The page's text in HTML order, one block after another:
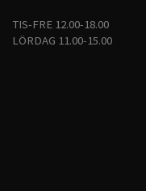
TIS-FRE 12.00-18.00
LÖRDAG 11.00-15.00